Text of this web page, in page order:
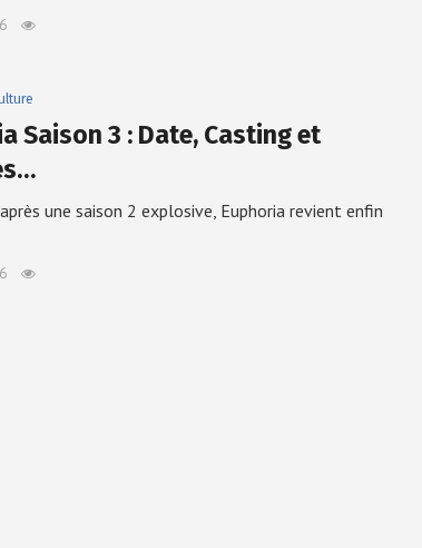
Saison 3 : Date, Casting et
une saison 2 explosive, Euphoria revient enfin